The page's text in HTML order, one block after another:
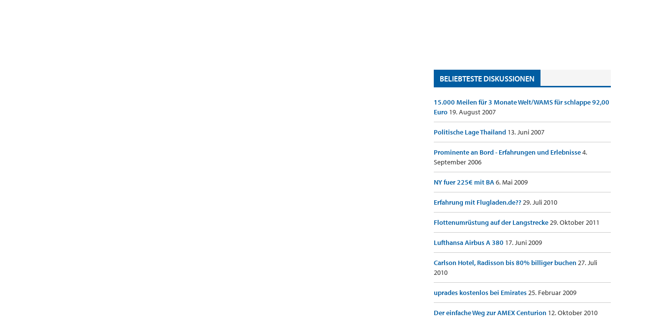
BELIEBTESTE DISKUSSIONEN
15.000 Meilen für 3 Monate Welt/WAMS für schlappe 92,00
Euro 19. August 2007
Politische Lage Thailand 13. Juni 2007
Prominente an Bord - Erfahrungen und Erlebnisse4.
September 2006
NY fuer 225€ mit BA6. Mai 2009
Erfahrung mit Flugladen.de??29. Juli 2010
Flottenumrüstung auf der Langstrecke29. Oktober 2011
Lufthansa Airbus A 380 17. Juni 2009
Carlson Hotel, Radisson bis 80% billiger buchen27. Juli
2010
uprades kostenlos bei Emirates25. Februar 2009
Der einfache Weg zur AMEX Centurion 12. Oktober 2010